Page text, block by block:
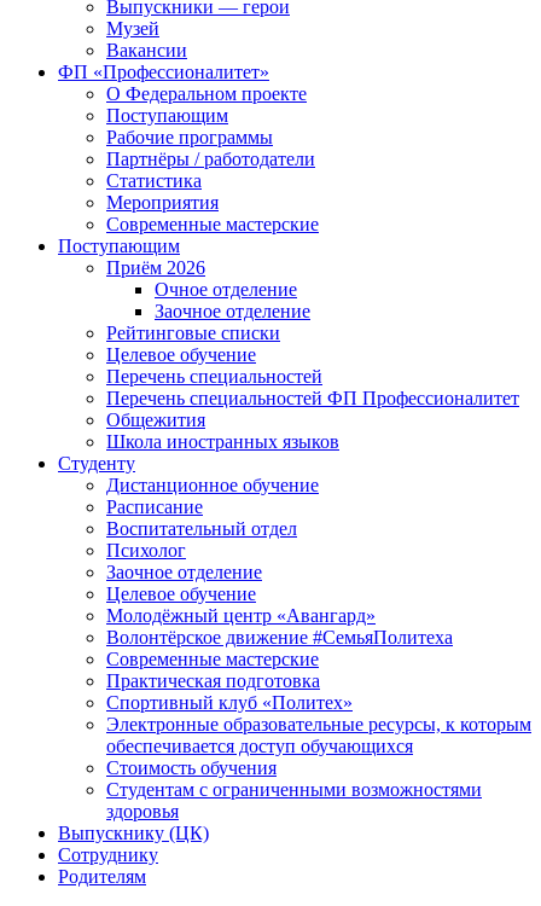
Выпускники — герои
Музей
Вакансии
ФП «Профессионалитет»
О Федеральном проекте
Поступающим
Рабочие программы
Партнёры / работодатели
Статистика
Мероприятия
Современные мастерские
Поступающим
Приём 2026
Очное отделение
Заочное отделение
Рейтинговые списки
Целевое обучение
Перечень специальностей
Перечень специальностей ФП Профессионалитет
Общежития
Школа иностранных языков
Студенту
Дистанционное обучение
Расписание
Воспитательный отдел
Психолог
Заочное отделение
Целевое обучение
Молодёжный центр «Авангард»
Волонтёрское движение #СемьяПолитеха
Современные мастерские
Практическая подготовка
Спортивный клуб «Политех»
Электронные образовательные ресурсы, к которым
обеспечивается доступ обучающихся
Стоимость обучения
Студентам с ограниченными возможностями
здоровья
Выпускнику (ЦК)
Сотруднику
Родителям